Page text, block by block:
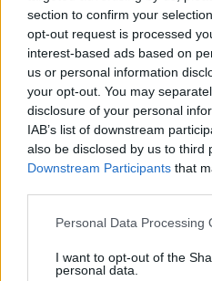
section to confirm your
opt-out request is processed
interest-based ads based on
us or personal information
your opt-out. You may
disclosure of your personal
IAB’s list of downstream
also be disclosed by us to third
Downstream Participants that
Please note that this website/
not limited to your visit or
grant or deny consent to
Personal Data Processing
I want to opt-out of the
personal data.
megkérdőjelezi, hogy Tóth
Bereményit másfél órán
interjúhelyzetben, a
végig színészi munkaként
szerepére, mint e nyilatkozata
tapasztalatomból kifolyólag
rendező jelen van a
mit kell csinálnom. Jó színész
bármit kért volna a rendező,
tudtam, hogy nem én vagyok